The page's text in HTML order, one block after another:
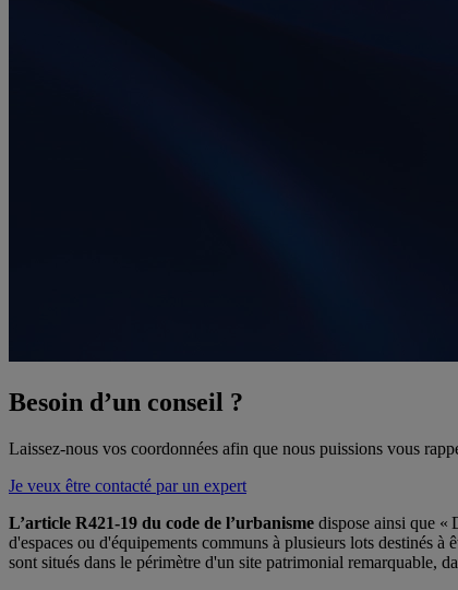
Besoin d’un conseil ?
Laissez-nous vos coordonnées afin que nous puissions vous
Je veux être contacté par un expert
L’article R421-19 du code de l’urbanisme dispose ainsi que «
d'espaces ou d'équipements communs à plusieurs lots destinés
sont situés dans le périmètre d'un site patrimonial remarquable,